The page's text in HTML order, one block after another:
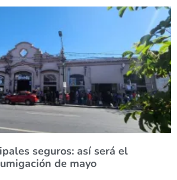
seguros: así será el
de mayo